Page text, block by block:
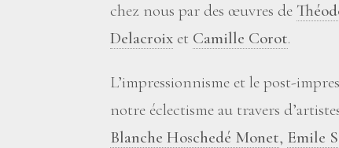
chez nous par des œuvres de
Delacroix et Camille Corot.
L’impressionnisme et le post-
notre éclectisme au travers
Blanche Hoschedé Monet, Emile